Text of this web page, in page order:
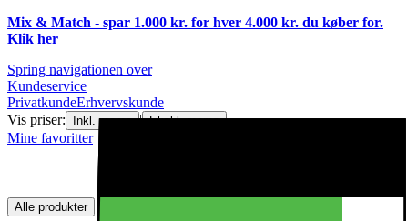
Mix & Match - spar 1.000 kr. for hver 4.000 kr. du køber for.
Klik her
Spring navigationen over
Kundeservice
PrivatkundeErhvervskunde
Vis priser:
Inkl. moms | Ekskl. moms
Mine favoritter
Alle produkter